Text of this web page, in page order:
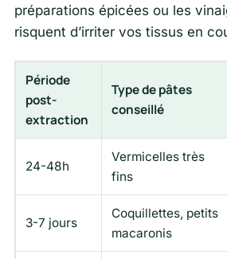
préparations épicées ou les
risquent d’irriter vos tissus en
Période
post-
extraction
Type de pâtes
conseillé
24-48h
Vermicelles très
fins
3-7 jours
Coquillettes, petits
macaronis